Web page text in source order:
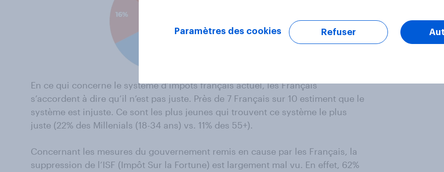
En ce qui concerne le système d’impôts français actuel, les Français
s’accordent à dire qu’il n’est pas juste. Près de 7 Français sur 10 estiment que le
système est injuste. Ce sont les plus jeunes qui trouvent ce système le plus
juste (22% des Millenials (18-34 ans) vs. 11% des 55+).
Concernant les mesures du gouvernement remis en cause par les Français, la
suppression de l’ISF (Impôt Sur la Fortune) est largement mal vu. En effet, 62%
Paramètres des cookies Refuser